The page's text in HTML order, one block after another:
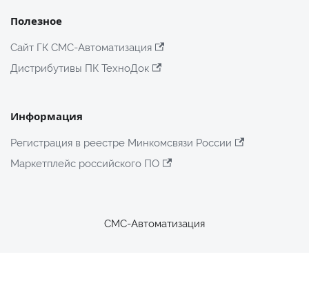
Полезное
Сайт ГК СМС-Автоматизация
Дистрибутивы ПК ТехноДок
Информация
Регистрация в реестре Минкомсвязи России
Маркетплейс российского ПО
СМС-Автоматизация